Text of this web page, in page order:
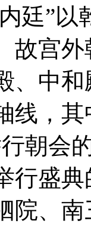
廷”
故宫
、中
线，
朝会
行盛
院、